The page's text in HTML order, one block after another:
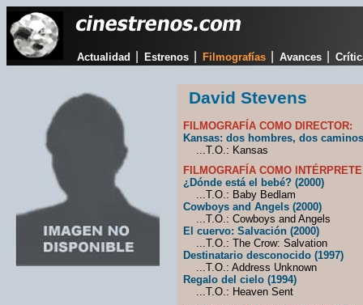
Actualidad Estrenos Filmografías Avances
David Stevens
FILMOGRAFÍA COMO DIRECTOR:
Kansas: dos hombres, dos
...T.O.: Kansas
FILMOGRAFÍA COMO
¿Dónde está el bebé? (2000)
...T.O.: Baby Bedlam
Cowboys and Angels (2000)
...T.O.: Cowboys and Angels
El cuervo: Salvación (2000)
...T.O.: The Crow: Salvation
Destinatario desconocido (1997)
...T.O.: Address Unknown
Regalo del cielo (1994)
...T.O.: Heaven Sent